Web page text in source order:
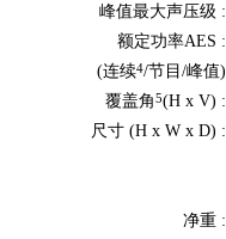
峰值最大声压级 :
额定功率AES :
(连续4/节目/峰值)
覆盖角5(H x V) :
尺寸 (H x W x D) :
净重 :